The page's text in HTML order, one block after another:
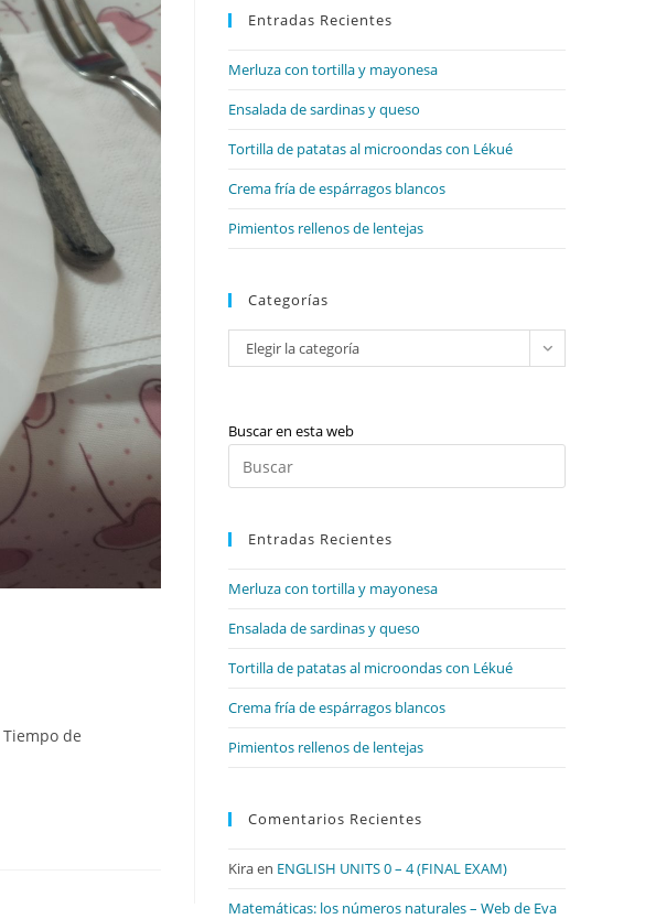
Tiempo de
Entradas Recientes
Merluza con tortilla y mayonesa
Ensalada de sardinas y queso
Tortilla de patatas al microondas con Lékué
Crema fría de espárragos blancos
Pimientos rellenos de lentejas
Categorías
Categorías
Elegir la categoría
Buscar en esta web
Escape
Entradas Recientes
Merluza con tortilla y mayonesa
Ensalada de sardinas y queso
Tortilla de patatas al microondas con Lékué
Crema fría de espárragos blancos
Pimientos rellenos de lentejas
Comentarios Recientes
Kiraen ENGLISH UNITS 0 – 4 (FINAL EXAM)
Matemáticas: los números naturales – Web de Eva